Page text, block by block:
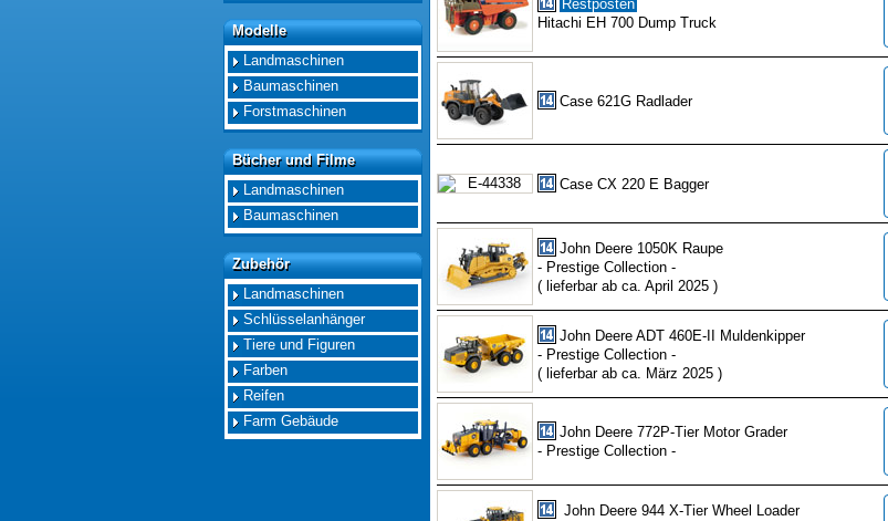
Modelle
Modelle
Landmaschinen
Baumaschinen
Forstmaschinen
Bücher und Filme
Bücher und Filme
Landmaschinen
Baumaschinen
Zubehör
Zubehör
Landmaschinen
Schlüsselanhänger
Tiere und Figuren
Farben
Reifen
Farm Gebäude
Restposten
Hitachi EH 700 Dump Truck
Case 621G Radlader
Case CX 220 E Bagger
John Deere 1050K Raupe
- Prestige Collection -
( lieferbar ab ca. April 2025 )
John Deere ADT 460E-II Muldenkipper
- Prestige Collection -
( lieferbar ab ca. März 2025 )
John Deere 772P-Tier Motor Grader
- Prestige Collection -
John Deere 944 X-Tier Wheel Loader